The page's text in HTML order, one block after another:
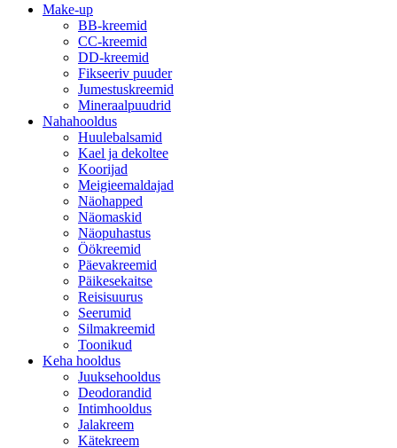
Make-up
BB-kreemid
CC-kreemid
DD-kreemid
Fikseeriv puuder
Jumestuskreemid
Mineraalpuudrid
Nahahooldus
Huulebalsamid
Kael ja dekoltee
Koorijad
Meigieemaldajad
Näohapped
Näomaskid
Näopuhastus
Öökreemid
Päevakreemid
Päikesekaitse
Reisisuurus
Seerumid
Silmakreemid
Toonikud
Keha hooldus
Juuksehooldus
Deodorandid
Intimhooldus
Jalakreem
Kätekreem